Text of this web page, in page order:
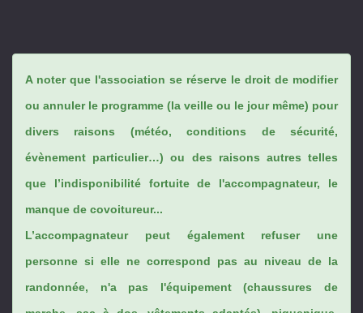
A noter que l'association se réserve le droit de modifier
ou annuler le programme (la veille ou le jour même) pour
divers raisons (météo, conditions de sécurité,
évènement particulier…) ou des raisons autres telles
que l’indisponibilité fortuite de l'accompagnateur, le
manque de covoitureur...
L’accompagnateur peut également refuser une
personne si elle ne correspond pas au niveau de la
randonnée, n'a pas l'équipement (chaussures de